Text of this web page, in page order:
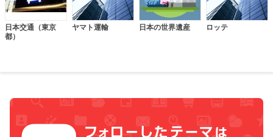
日本交通（東京
都）
ヤマト運輸 日本の世界遺産 ロッテ